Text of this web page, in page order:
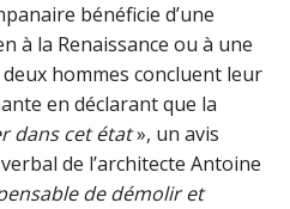
bénéficie d’une
à la Renaissance ou à une
hommes concluent leur
en déclarant que la
dans cet état», un avis
de l’architecte Antoine
de démolir et